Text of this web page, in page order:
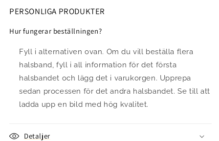
PERSONLIGA PRODUKTER
Hur fungerar beställningen?
Fyll i alternativen ovan. Om du vill beställa flera
halsband, fyll i all information för det första
halsbandet och lägg det i varukorgen. Upprepa
sedan processen för det andra halsbandet. Se till att
ladda upp en bild med hög kvalitet.
Detaljer